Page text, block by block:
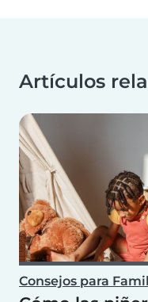
Artículos
Consejos para